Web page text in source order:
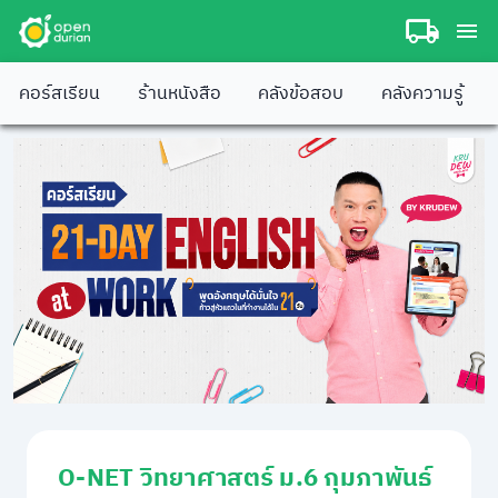
คอร์สเรียน ร้านหนังสือ คลังข้อสอบ คลังความรู้
O-NET วิทยาศาสตร์ ม.6 กุมภาพันธ์